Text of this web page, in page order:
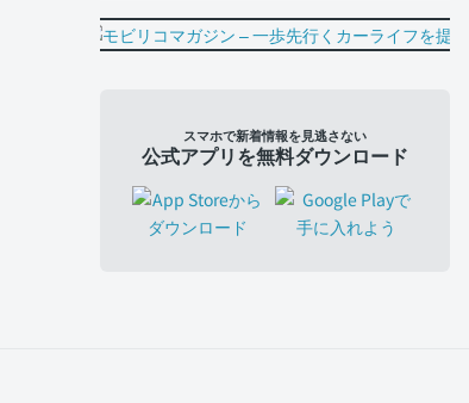
スマホで新着情報を見逃さない
公式アプリを無料ダウンロード